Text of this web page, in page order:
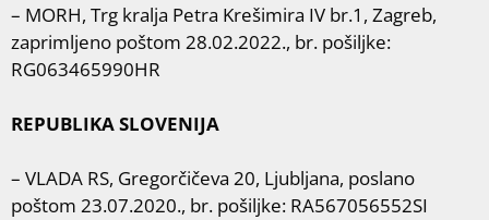
– MORH, Trg kralja Petra Krešimira IV br.1, Zagreb,
zaprimljeno poštom 28.02.2022., br. pošiljke:
RG063465990HR
REPUBLIKA SLOVENIJA
– VLADA RS, Gregorčičeva 20, Ljubljana, poslano
poštom 23.07.2020., br. pošiljke: RA567056552SI